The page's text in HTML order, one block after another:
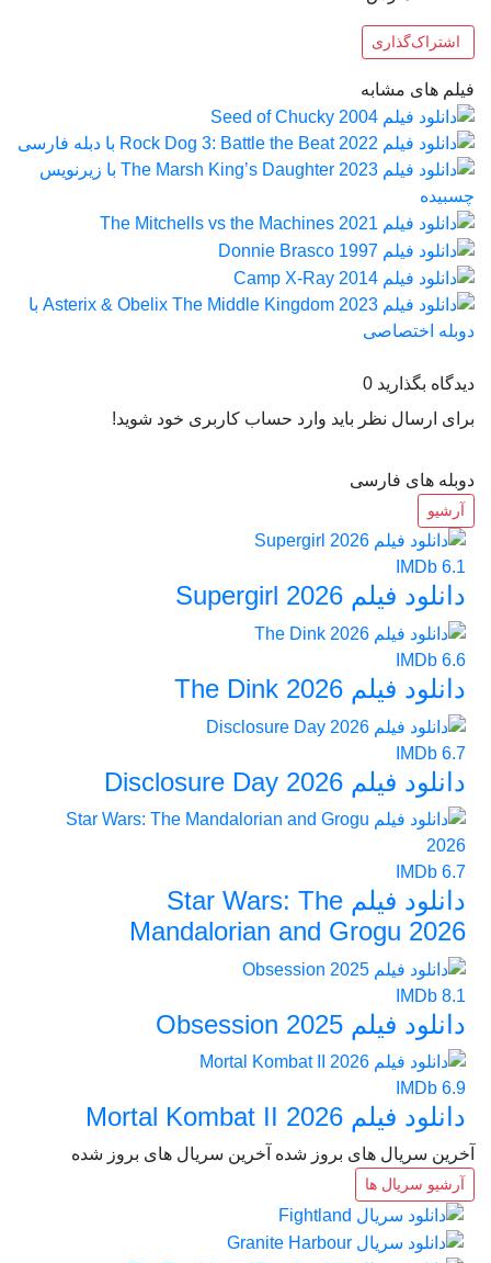
اشتراک‌گذاری
فیلم های مشابه
دیدگاه بگذارید 0
برای ارسال نظر باید وارد حساب کاربری خود شوید!
دوبله های فارسی
آرشیو
IMDb 6.1
دانلود فیلم Supergirl 2026
IMDb 6.6
دانلود فیلم The Dink 2026
IMDb 6.7
دانلود فیلم Disclosure Day 2026
IMDb 6.7
دانلود فیلم Star Wars: The
Mandalorian and Grogu 2026
IMDb 8.1
دانلود فیلم Obsession 2025
IMDb 6.9
دانلود فیلم Mortal Kombat II 2026
آخرین سریال های بروز شده آخرین سریال های بروز شده
آرشیو سریال ها